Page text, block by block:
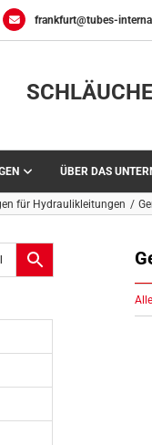
frankfurt@tubes-
ÜBER DAS
für Hydraulikleitungen